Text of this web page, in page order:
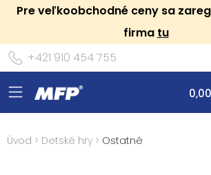
Pre veľkoobchodné ceny sa
firma tu
+421 910 454 755
Úvod > Detské hry > Ostatné